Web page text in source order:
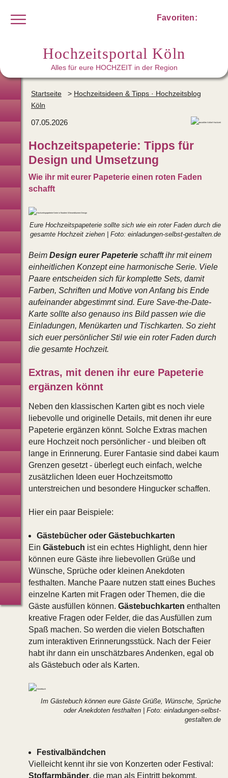
Favoriten:
Hochzeitsportal Köln
Alles für eure HOCHZEIT in der Region
Brautmode · Hochzeitsanzug
Hochzeitslocations
Trauredner
Brautstyling · Make-up
Fotoboxen
Deko · Floristen · Hussen
Hochzeitstorte
Musiker · DJ's · Bands
Showkünstler · Kinder
Hochzeitstauben · Ballons
Feuerwerk · Lasershow
Technik · Verleih · Zelte
(Gast-)Geschenke
JunggesellInnenabschied
Hochzeitsreise
Hochzeitsversicherung
Startseite > Hochzeitsideen & Tipps · Hochzeitsblog
Köln
07.05.2026
Hochzeitspapeterie: Tipps für
Design und Umsetzung
Wie ihr mit eurer Papeterie einen roten Faden
schafft
Eure Hochzeitspapeterie sollte sich wie ein roter Faden durch die
gesamte Hochzeit ziehen | Foto: einladungen-selbst-gestalten.de
Beim Design eurer Papeterie schafft ihr mit einem
einheitlichen Konzept eine harmonische Serie. Viele
Paare entscheiden sich für komplette Sets, damit
Farben, Schriften und Motive von Anfang bis Ende
aufeinander abgestimmt sind. Eure Save-the-Date-
Karte sollte also genauso ins Bild passen wie die
Einladungen, Menükarten und Tischkarten. So zieht
sich euer persönlicher Stil wie ein roter Faden durch
die gesamte Hochzeit.
Extras, mit denen ihr eure Papeterie
ergänzen könnt
Neben den klassischen Karten gibt es noch viele
liebevolle und originelle Details, mit denen ihr eure
Papeterie ergänzen könnt. Solche Extras machen
eure Hochzeit noch persönlicher - und bleiben oft
lange in Erinnerung. Eurer Fantasie sind dabei kaum
Grenzen gesetzt - überlegt euch einfach, welche
zusätzlichen Ideen euer Hochzeitsmotto
unterstreichen und besondere Hingucker schaffen.
Hier ein paar Beispiele:
Gästebücher oder Gästebuchkarten
Ein Gästebuch ist ein echtes Highlight, denn hier
können eure Gäste ihre liebevollen Grüße und
Wünsche, Sprüche oder kleinen Anekdoten
festhalten. Manche Paare nutzen statt eines Buches
einzelne Karten mit Fragen oder Themen, die die
Gäste ausfüllen können. Gästebuchkarten enthalten
kreative Fragen oder Felder, die das Ausfüllen zum
Spaß machen. So werden die vielen Botschaften
zum interaktiven Erinnerungsstück. Nach der Feier
habt ihr dann ein unschätzbares Andenken, egal ob
als Gästebuch oder als Karten.
Im Gästebuch können eure Gäste Grüße, Wünsche, Sprüche
oder Anekdoten festhalten | Foto: einladungen-selbst-
gestalten.de
Festivalbändchen
Vielleicht kennt ihr sie von Konzerten oder Festival:
Stoffarmbänder, die man als Eintritt bekommt.